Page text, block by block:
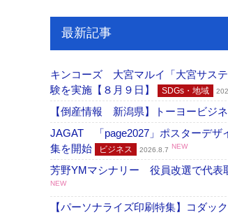
最新記事
キンコーズ 大宮マルイ「大宮サス
験を実施【８月９日】
SDGs・地域
【倒産情報 新潟県】トーヨービジ
JAGAT 「page2027」ポスターデザ
集を開始
ビジネス 2026.8.7 NEW
芳野YMマシナリー 役員改選で代表
NEW
【パーソナライズ印刷特集】コダ